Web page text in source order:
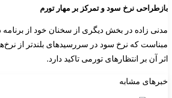
بازطراحی نرخ سود و تمرکز بر مهار تورم
مدنی زاده در بخش دیگری از سخنان خود از برنامه
مبناست که نرخ سود در سررسیدهای بلندتر از
اثر آن بر انتظارهای تورمی تاکید دارد.
خبرهای مشابه